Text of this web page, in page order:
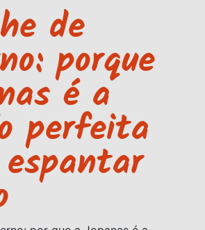
de
porque
é a
perfeita